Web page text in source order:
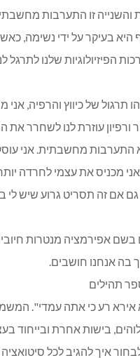
והשנייה זו התערבות
היא בעיקר על ידי נשימה,
הפיזיולוגיות שלנו לתרגל
זהו תרגול של כיווץ
עוזרת לנו לשחרר את
מחשבתית. אני עוסק
מכניס את עצמי לחרדה יותר
אם זה תסריט גרוע שיש
אפירמציה מנטרות
בה אנחנו חושבים.
תהילים
אירא רע כי אתה עמדי".
בישות אחרת ובייחוד
איך להגיב לכל